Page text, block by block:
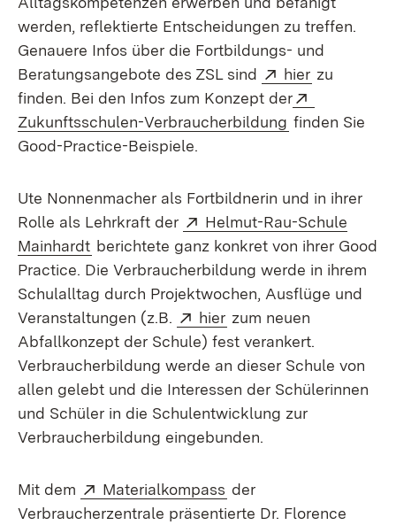
werden, reflektierte Entscheidungen zu treffen.
Genauere Infos über die Fortbildungs- und
Beratungsangebote des ZSL sind
Extern:
hier (Öffnet in
zu
finden. Bei den Infos zum Konzept der
Zukunftsschulen-Verbraucherbildung (Öffnet in
finden Sie
Good-Practice-Beispiele.
Ute Nonnenmacher als Fortbildnerin und in ihrer
Rolle als Lehrkraft der
Extern:
Helmut-Rau-Schule
Mainhardt (Öffnet in neuem Fenster)
berichtete ganz konkret von ihrer Good
Practice. Die Verbraucherbildung werde in ihrem
Schulalltag durch Projektwochen, Ausflüge und
Veranstaltungen (z.B.
Extern:
hier (Öffnet in neuem
zum neuen
Abfallkonzept der Schule) fest verankert.
Verbraucherbildung werde an dieser Schule von
allen gelebt und die Interessen der Schülerinnen
und Schüler in die Schulentwicklung zur
Verbraucherbildung eingebunden.
Mit dem Extern:
Materialkompass (Öffnet in neuem
der
Verbraucherzentrale präsentierte Dr. Florence